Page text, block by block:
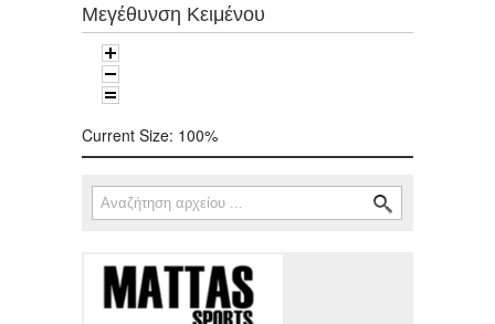
Μεγέθυνση Κειμένου
Current Size: 100%
Φόρμα αναζήτησης
Αναζήτηση